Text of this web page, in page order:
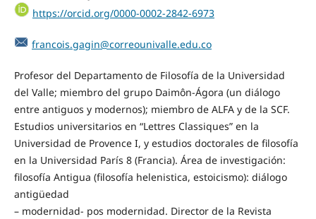
https://orcid.org/0000-0002-2842-6973
francois.gagin@correounivalle.edu.co
Profesor del Departamento de Filosofía de la Universidad
del Valle; miembro del grupo Daimôn-Ágora (un diálogo
entre antiguos y modernos); miembro de ALFA y de la SCF.
Estudios universitarios en “Lettres Classiques” en la
Universidad de Provence I, y estudios doctorales de filosofía
en la Universidad París 8 (Francia). Área de investigación:
filosofía Antigua (filosofía helenistica, estoicismo): diálogo
antigüedad
– modernidad- pos modernidad. Director de la Revista